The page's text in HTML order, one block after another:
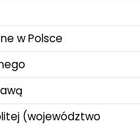
w Polsce
(województwo